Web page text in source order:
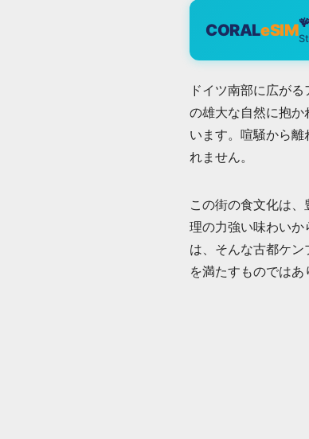
CORALeSIM
ドイツ南部に広が
の雄大な自然に抱か
います。喧騒から
れません。
この街の食文化は
理の力強い味わいか
は、そんな古都ケ
を満たすものでは